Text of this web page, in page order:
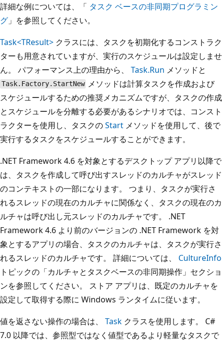
詳細な例については、「 タスク ベースの非同期プログラミン
グ 」を参照してください。
Task<TResult> クラスには、タスクを初期化するコンストラク
ターも用意されていますが、実行のスケジュールは設定しませ
ん。 パフォーマンス上の理由から、 Task.Run メソッドと
Task.Factory.StartNew メソッドは計算タスクを作成および
スケジュールするための推奨メカニズムですが、タスクの作成
とスケジュールを分離する必要があるシナリオでは、コンスト
ラクターを使用し、タスクのStart メソッドを使用して、後で
実行するタスクをスケジュールすることができます。
.NET Framework 4.6 を対象とするデスクトップ アプリ以降で
は、タスクを作成して呼び出すスレッドのカルチャがスレッド
のコンテキストの一部になります。 つまり、タスクが実行さ
れるスレッドの現在のカルチャに関係なく、タスクの現在のカ
ルチャは呼び出し元スレッドのカルチャです。 .NET
Framework 4.6 より前のバージョンの .NET Framework を対
象とするアプリの場合、タスクのカルチャは、タスクが実行さ
れるスレッドのカルチャです。 詳細については、 CultureInfo
トピックの「カルチャとタスクベースの非同期操作」セクショ
ンを参照してください。 ストア アプリは、既定のカルチャを
設定して取得する際に Windows ランタイムに従います。
値を返さない操作の場合は、 Task クラスを使用します。 C#
7.0 以降では、参照型ではなく値型であるより軽量なタスクで